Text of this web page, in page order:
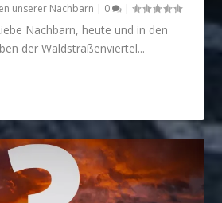
unserer Nachbarn | 0 |
Nachbarn, heute und in den
der Waldstraßenviertel...